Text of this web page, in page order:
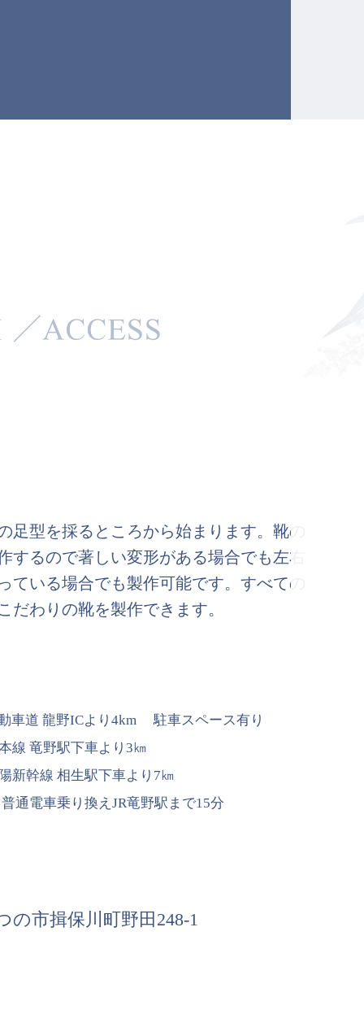
足型を採るところから始まります。靴の
するので著しい変形がある場合でも左右
ている場合でも製作可能です。すべての
だわりの靴を製作できます。
車道 龍野ICより4km 駐車スペース有り
線 竜野駅下車より3㎞
新幹線 相生駅下車より7㎞
通電車乗り換えJR竜野駅まで15分
市揖保川町野田248-1